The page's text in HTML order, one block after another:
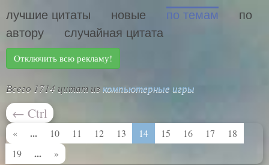
лучшие цитаты новые по темам
по
автору
случайная цитата
Отключить всю рекламу!
Всего 1714 цитат из компьютерные игры
← Ctrl
« ... 10 11 12 13 14 15 16 17
18
19
... »